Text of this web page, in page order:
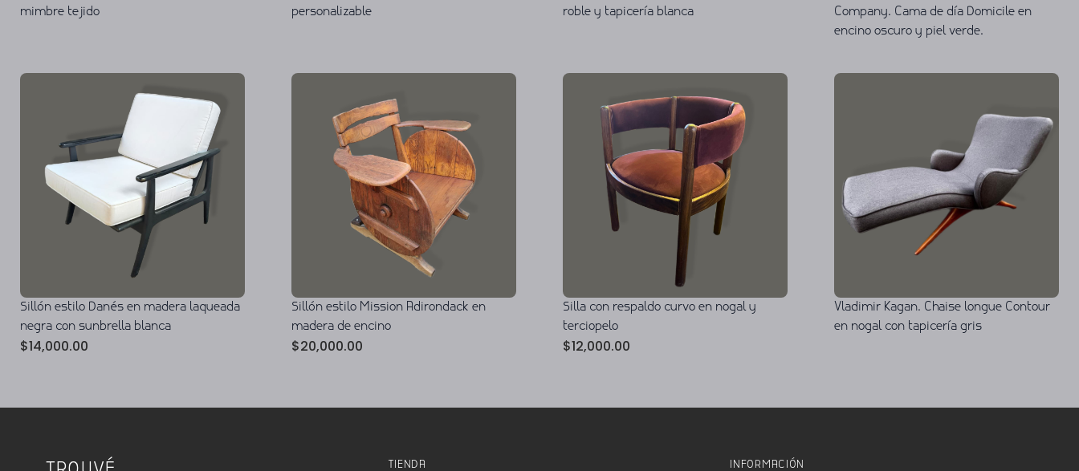
mimbre tejido
personalizable
roble y tapicería blanca
Company. Cama de día Domicile en
encino oscuro y piel verde.
Sillón estilo Danés en madera laqueada
negra con sunbrella blanca
$14,000.00
Sillón estilo Mission Adirondack en
madera de encino
$20,000.00
Silla con respaldo curvo en nogal y
terciopelo
$12,000.00
Vladimir Kagan. Chaise longue Contour
en nogal con tapicería gris
TIENDA INFORMACIÓN